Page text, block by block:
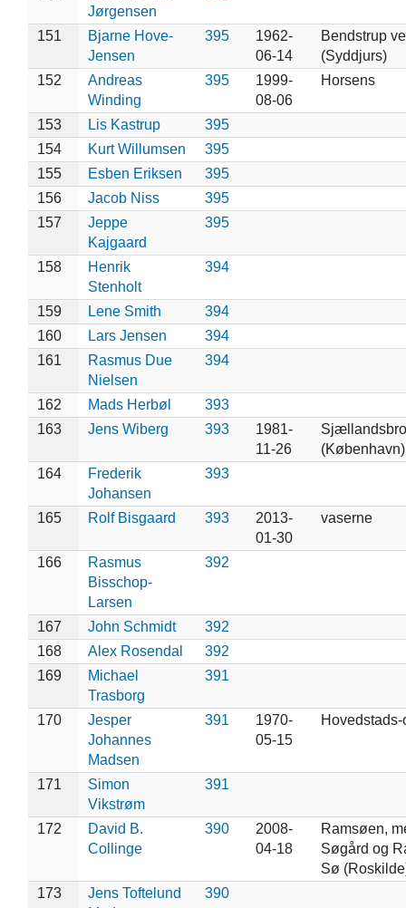
Jørgensen
151
Bjarne Hove-
Jensen
395
1962-
06-14
Bendstrup
(Syddjurs)
152
Andreas
Winding
395
1999-
08-06
Horsens
153 Lis Kastrup
395
154
Kurt Willumsen
395
155
Esben Eriksen
395
156
Jacob Niss
395
157
Jeppe
Kajgaard
395
158
Henrik
Stenholt
394
159 Lene Smith
394
160
Lars Jensen
394
161
Rasmus Due
Nielsen
394
162 Mads Herbøl
393
163
Jens Wiberg 393
1981-
11-26
(København)
164
Frederik
Johansen
393
165 Rolf Bisgaard 393
2013-
01-30
vaserne
166
Rasmus
Bisschop-
Larsen
392
167 John Schmidt
392
168
Alex Rosendal
392
169
Michael
Trasborg
391
170
Jesper
Johannes
Madsen
391
1970-
05-15
Hovedstads-
171
Simon
Vikstrøm
391
172
David B.
Collinge
390
2008-
04-18
Ramsøen,
Søgård og
Sø
173
Jens Toftelund
390